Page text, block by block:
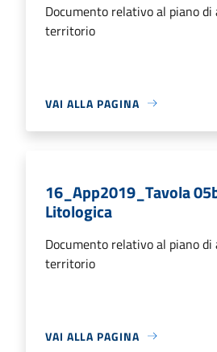
Documento relativo al piano di
territorio
VAI ALLA PAGINA
16_App2019_Tavola
Litologica
Documento relativo al piano di
territorio
VAI ALLA PAGINA